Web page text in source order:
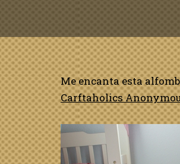
Me encanta esta
Carftaholics